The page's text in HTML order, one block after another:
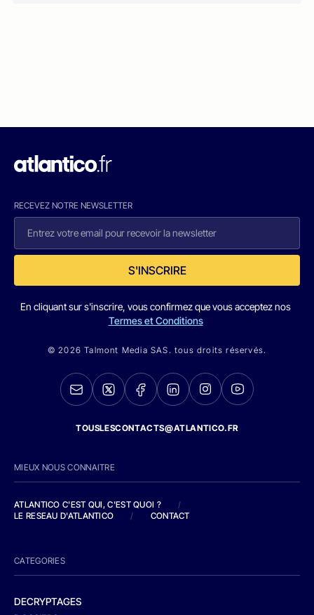
RECEVEZ NOTRE NEWSLETTER
S'INSCRIRE
En cliquant sur s'inscrire, vous confirmez que vous acceptez nos
Termes et Conditions
© 2026 Talmont Media SAS. tous droits réservés.
TOUSLESCONTACTS@ATLANTICO.FR
MIEUX NOUS CONNAITRE
ATLANTICO C'EST QUI, C'EST QUOI ?
/
LE RESEAU D'ATLANTICO
/ CONTACT
CATEGORIES
DECRYPTAGES